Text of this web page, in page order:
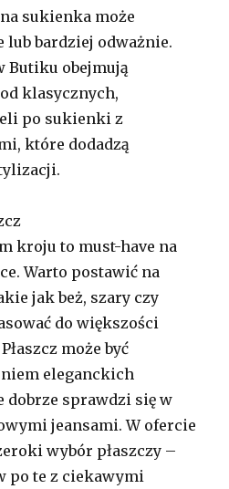
sukienka może
lub bardziej odważnie.
Butiku obejmują
klasycznych,
po sukienki z
które dodadzą
kroju to must-have na
Warto postawić na
jak beż, szary czy
do większości
może być
eleganckich
sprawdzi się w
jeansami. W ofercie
wybór płaszczy –
po te z ciekawymi